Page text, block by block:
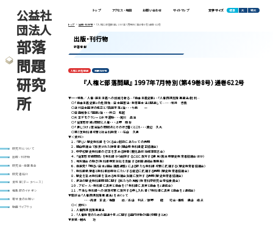
公益社
団法人
部落
問題
研究
所
研究所について
出版・刊行物
研究会・全国集会
研究者紹介
資料室(データベース)
編集部のイチオシ
寄付金のお願い
動画ライブラリ
トップ アクセス・地図 お問い合わせ サイトマップ 文字サイズ 標準 大 特大
トップ 出版・刊行物 『人権と部落問題』 1997年7月特別（第49巻8号）通巻622号
出版・刊行物
新着情報
人権と部落問題 定期刊行物
『人権と部落問題』 1997年7月特別（第49巻8号）通巻622号
▼===特集／人権・民主主義への挑戦を斬る―「自由主義史観」・「人権擁護施策推進法」批判―
○「自由主義史観」の危険性―日本国憲法・教育基本法と関連して―・・・岩井 忠熊
○近代日本国家の成立と「四民平等」論・・・今西 一
○日露戦争と「国民」論・・・井口 和起
○大正デモクラシーと水平運動・・・尾川 昌法
○「従軍慰安婦」問題と人権・・・上野 輝将
○「押しつけ」憲法論の問題点とその行き着くところ・・・渡辺 久丸
○第3次教科書攻撃と社会科教育・・・石山 久男
▼＜資料＞
１．「新しい歴史教科書をつくる会」創設にあたっての声明
２．岡山県議会で採択された陳情書（岡山県教科書是正協議会）
３．中学校歴史教科書の訂正を求める陳情（鹿児島政治経済同志会）
４．「従軍慰安婦問題」を教科書から削除することに反対する意見（熊本県歴史教育者協議会ほか）
５．地方議会の動き（教科書検定訴訟を支援する全国連絡会事務局）
６．自民党「『明るい日本』国会議員連盟」による新たな教科書攻撃に抗議する（歴史教育者協議会）
７．教科書執筆者と教科書出版社にたいする脅迫に抗議する声明（歴史教育者協議会）
８．歴史を歪め教科書を歪める地方議会決議に反対する声明（歴史教育者協議会）
９．最近の歴史教科書問題に関する私たちの見解（教育科学研究会常任委員会）
１０．アピール・教科書に真実と自由を（「教科書に真実と自由を」連絡会）
１１．不当な教科書への誹謗攻撃に反対する申し入れ書（「教科書に真実と自由を」連絡会）
▼座談会「人権擁護施策推進法」をめぐって
・・・丹波 正史／梅田 修／高山 利夫／原野 翹 司会・構成 奥山 峰夫
○＜資料＞
１．人権擁護施策推進法
２．「人権教育のための国連十年」に関する国内行動計画（中間まとめ）
▼表紙・朝光 功